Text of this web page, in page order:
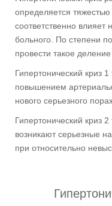
определяется
соответственно влияет
больного. По степени
провести такое
Гипертонический криз
повышением
нового серьезного
Гипертонический криз
возникают серьезные
при относительно